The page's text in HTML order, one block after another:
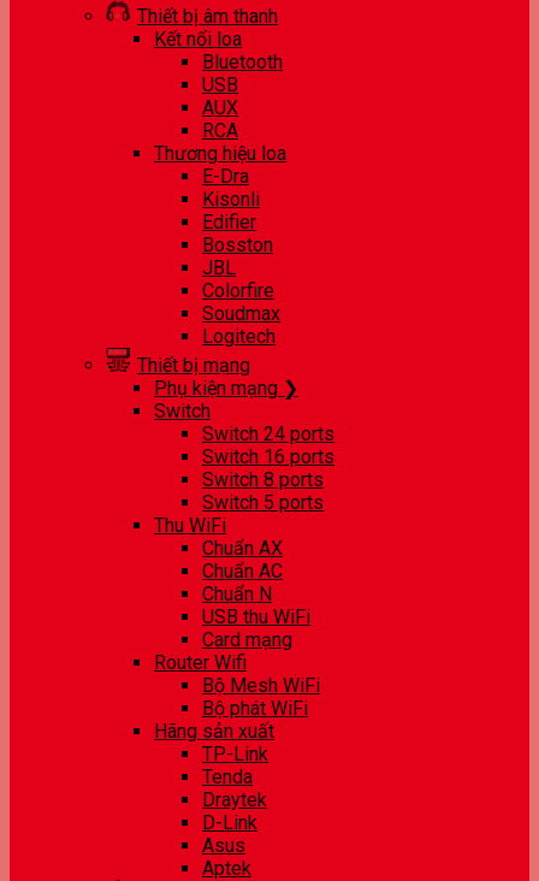
Thiết bị âm thanh
Kết nối loa
Bluetooth
USB
AUX
RCA
Thương hiệu loa
E-Dra
Kisonli
Edifier
Bosston
JBL
Colorfire
Soudmax
Logitech
Thiết bị mạng
Phụ kiện mạng ❯
Switch
Switch 24 ports
Switch 16 ports
Switch 8 ports
Switch 5 ports
Thu WiFi
Chuẩn AX
Chuẩn AC
Chuẩn N
USB thu WiFi
Card mạng
Router Wifi
Bộ Mesh WiFi
Bộ phát WiFi
Hãng sản xuất
TP-Link
Tenda
Draytek
D-Link
Asus
Aptek